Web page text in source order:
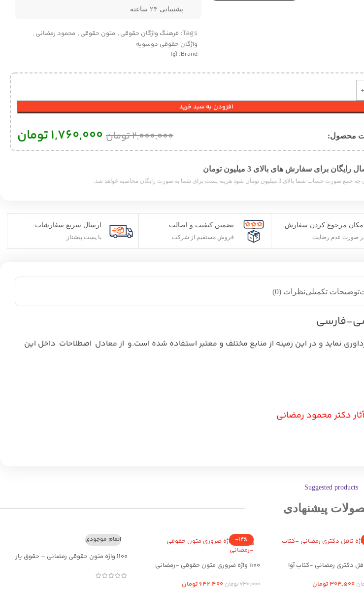
پشتیبانی ۲۴ ساعته
Tags: فرهنگ واژگان حقوقی , متون حقوقی , محمود رمضانی ,
واژگان حقوقی دوسویه
Brand: آوا
افزودن به سبد خرید
محصول:​ 2,000,000تومان 1,760,000تومان
رایگان برای سفارش های بالای 3 میلیون تومان
حساب شما بالای 3 میلیون تومان شود هزینه پست برای شما به صورت رایگان محاصبه خواهد شد.
امکان مرجوع کردن سفارش
صورت عدم رضایت
تضمین کیفیت و اصالت
فروش مستقیم از شرکت
ارسال سریع سفارشات
با پست پیشتاز
توضیحات تکمیلینظرات (0)
فارسی
نماید و در این زمینه از منابع مختلف و معتبر استفاده شده است.و از معادل اصطلاحات داخل این
دکتر محمود رمضانی
Suggested products
پیشنهادی
304,500تومان
-12%
1100 واژه ضروری متون حقوقی -رمضانی
730,000تومان642,400 تومان
اتمام موجودی
1100 واژه متون حقوقی رمضانی – حقوق یار